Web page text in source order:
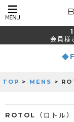
会員様
TOP > MENS >
ROTOL（ロトル